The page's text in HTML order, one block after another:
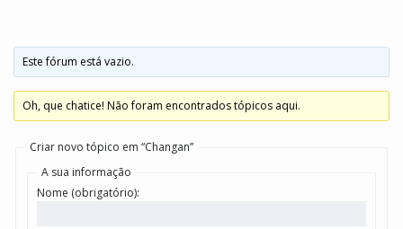
Este fórum está vazio.
Oh, que chatice! Não foram encontrados tópicos aqui.
Criar novo tópico em “Changan”
A sua informação
Nome (obrigatório):